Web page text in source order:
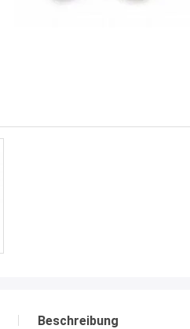
Beschreibung